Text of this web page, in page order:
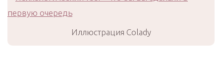
Иллюстрация Colady